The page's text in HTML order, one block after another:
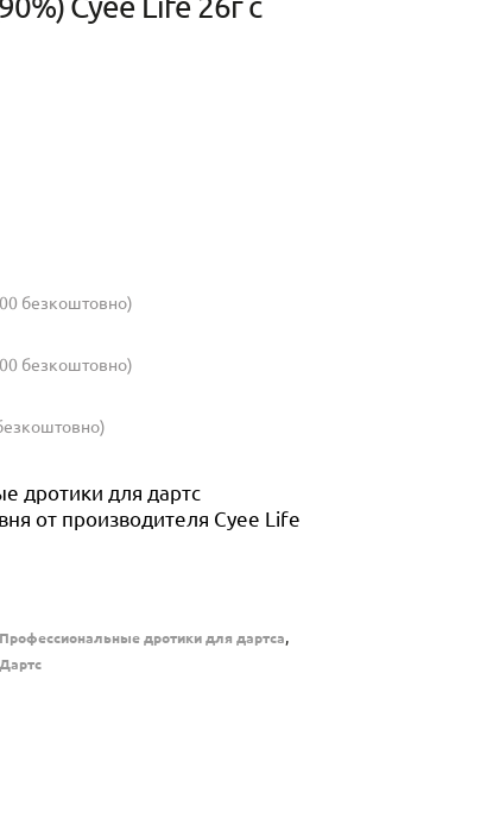
дротики для дартс
от производителя Cyee Life
безкоштовно)
безкоштовно)
Профессиональные дротики для дартса,
Дартс